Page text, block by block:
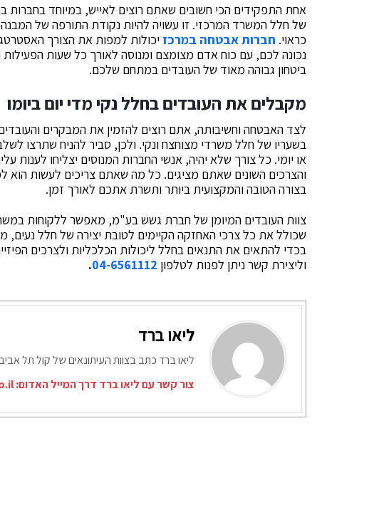
אחת התפקידים הכי חשובים שאתם רוצים לאייש, במיוחד בחברות
של חלל המשרד המרכזי. זו עשויה להיות נקודת התורפה של
כראוי. חברות אבטחה במרכז יכולות למפות את הצורך
נכונה לכם, עם כוח אדם מצומצם ומנוסה לאורך כל שעות
ביטחון גבוהה מאוד של העובדים במתחם שלכם.
מקבלים את העובדים בחלל נקי מדי יום ביומו
לצד האבטחה וחשיבותה, אתם רוצים להזמין את המבקרים
בשעריו של חלל משרדי מצוחצח ונקי. ולכן, סביר להניח שתרצו
או יומי. כל צורך שלא יהיה, אנשי החברות המנוסים יצליחו לענות
והצרכים השונים שאתם מציגים. כל מה שאתם צריכים לעשות
בצורה הטובה והמקצועית ביותר ותשרת אתכם לאורך זמן.
צוות העובדים המיומן של חברת גשש בע"מ, מאפשר ללקוחות
שכולל את כל צרכי האחזקה הקיימים לטובת יצירה של חלל נעים,
בכדי להתאים את התנאים בחלל ליכולות הכלכליות ולצרכים
וליצירת קשר ניתן לפנות לטלפון 04-6561112
.
ליאו ברד
ליאו ברד כתב בצוות העיתונאים של קול תל אביב
צור קשר עם ליאו ברד דרך המייל האדום: